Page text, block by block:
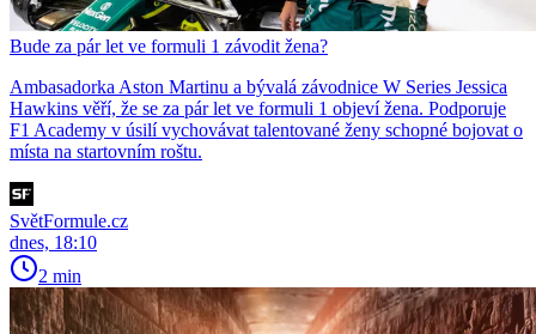
Bude za pár let ve formuli 1 závodit žena?
Ambasadorka Aston Martinu a bývalá závodnice W Series Jessica
Hawkins věří, že se za pár let ve formuli 1 objeví žena. Podporuje
F1 Academy v úsilí vychovávat talentované ženy schopné bojovat o
místa na startovním roštu.
SvětFormule.cz
dnes, 18:10
2 min